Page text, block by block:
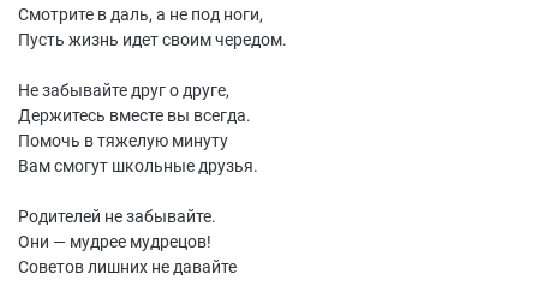
Смотрите в даль, а не под ноги,
Пусть жизнь идет своим чередом.
Не забывайте друг о друге,
Держитесь вместе вы всегда.
Помочь в тяжелую минуту
Вам смогут школьные друзья.
Родителей не забывайте.
Они — мудрее мудрецов!
Советов лишних не давайте